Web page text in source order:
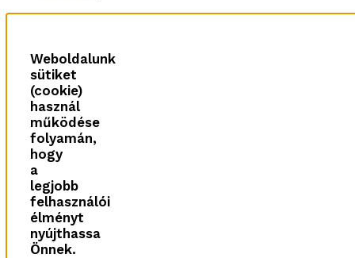
Weboldalunk
sütiket
(cookie)
használ
működése
folyamán,
hogy
a
legjobb
felhasználói
élményt
nyújthassa
Önnek.